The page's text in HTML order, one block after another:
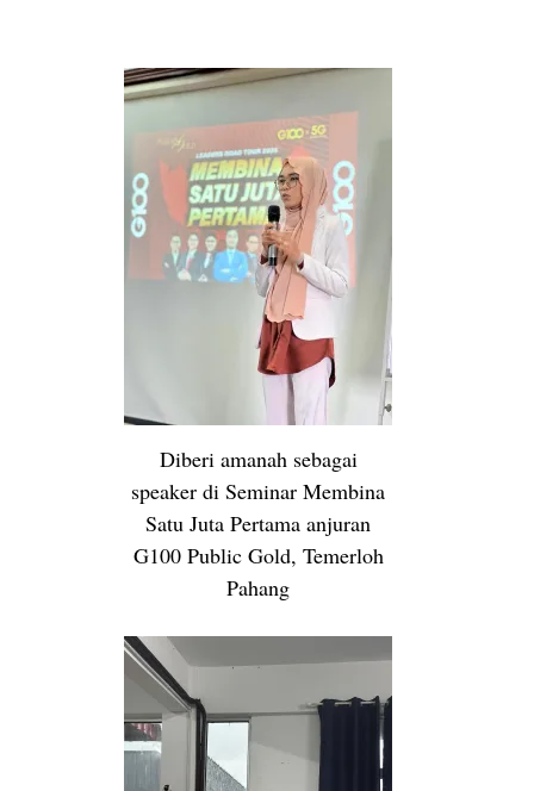
Diberi amanah sebagai
speaker di Seminar Membina
Satu Juta Pertama anjuran
G100 Public Gold, Temerloh
Pahang